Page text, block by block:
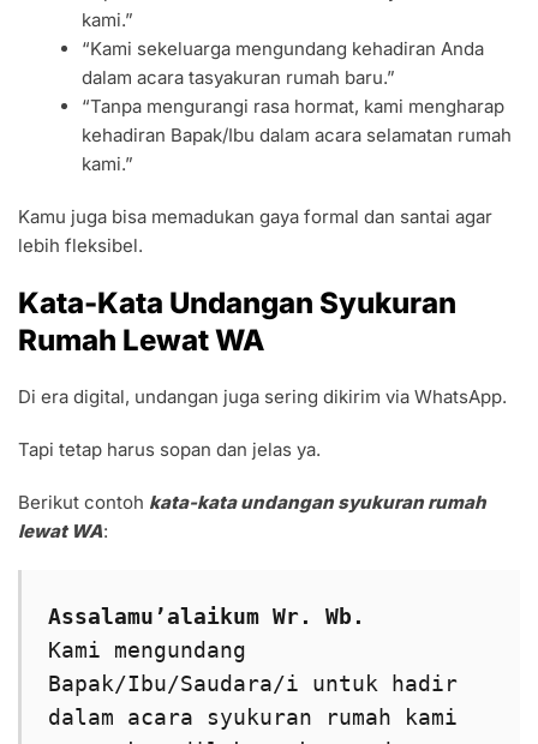
kami.”
“Kami sekeluarga mengundang kehadiran Anda
dalam acara tasyakuran rumah baru.”
“Tanpa mengurangi rasa hormat, kami mengharap
kehadiran Bapak/Ibu dalam acara selamatan rumah
kami.”
Kamu juga bisa memadukan gaya formal dan santai agar
lebih fleksibel.
Kata-Kata Undangan Syukuran
Rumah Lewat WA
Di era digital, undangan juga sering dikirim via WhatsApp.
Tapi tetap harus sopan dan jelas ya.
Berikut contoh kata-kata undangan syukuran rumah
lewat WA:
Assalamu’alaikum Wr. Wb.
Kami mengundang
Bapak/Ibu/Saudara/i untuk hadir
dalam acara syukuran rumah kami